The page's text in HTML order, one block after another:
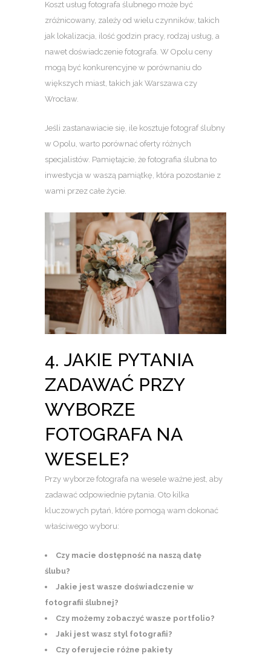
Koszt usług fotografa ślubnego może być
zróżnicowany, zależy od wielu czynników, takich
jak lokalizacja, ilość godzin pracy, rodzaj usług, a
nawet doświadczenie fotografa. W Opolu ceny
mogą być konkurencyjne w porównaniu do
większych miast, takich jak Warszawa czy
Wrocław.
Jeśli zastanawiacie się, ile kosztuje fotograf ślubny
w Opolu, warto porównać oferty różnych
specjalistów. Pamiętajcie, że fotografia ślubna to
inwestycja w waszą pamiątkę, która pozostanie z
wami przez całe życie.
4. JAKIE PYTANIA
ZADAWAĆ PRZY
WYBORZE
FOTOGRAFA NA
WESELE?
Przy wyborze fotografa na wesele ważne jest, aby
zadawać odpowiednie pytania. Oto kilka
kluczowych pytań, które pomogą wam dokonać
właściwego wyboru:
Czy macie dostępność na naszą datę
ślubu?
Jakie jest wasze doświadczenie w
fotografii ślubnej?
Czy możemy zobaczyć wasze portfolio?
Jaki jest wasz styl fotografii?
Czy oferujecie różne pakiety